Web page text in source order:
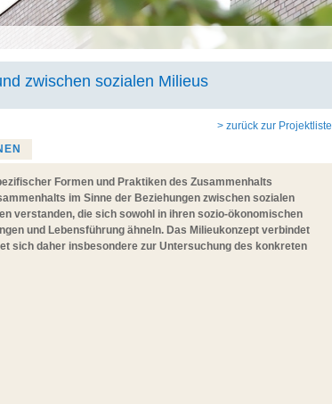
zwischen sozialen Milieus
> zurück zur Projektliste
Formen und Praktiken des Zusammenhalts
im Sinne der Beziehungen zwischen sozialen
verstanden, die sich sowohl in ihren sozio-ökonomischen
und Lebensführung ähneln. Das Milieukonzept verbindet
sich daher insbesondere zur Untersuchung des konkreten